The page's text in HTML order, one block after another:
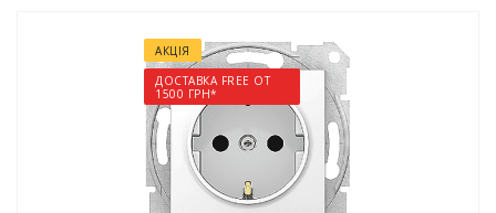
АКЦІЯ
ДОСТАВКА FREE ОТ
1500 ГРН*